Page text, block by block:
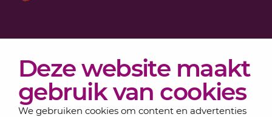
Deze website maakt
gebruik van cookies
We gebruiken cookies om content en advertenties
Actueel
Over Lansigt
Contact